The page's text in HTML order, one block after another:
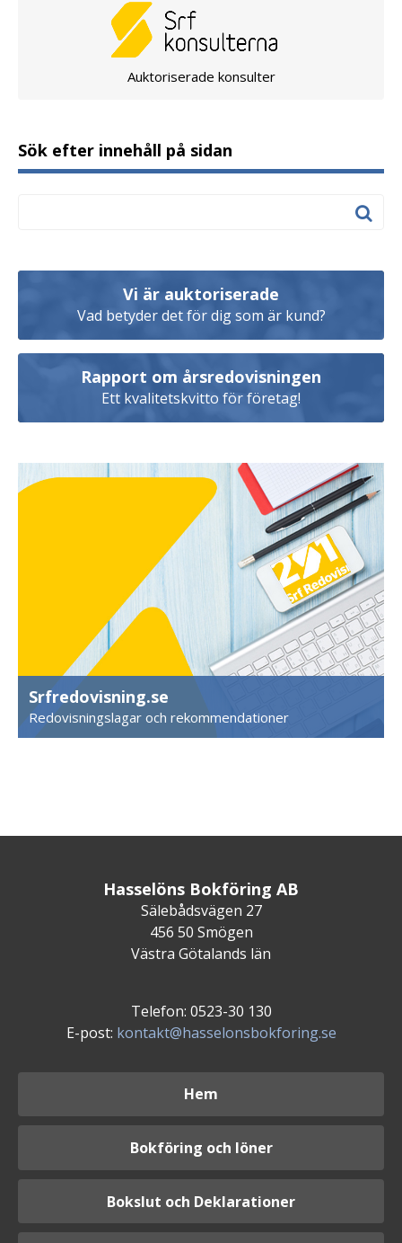
Auktoriserade konsulter
Sök efter innehåll på sidan
Vi är auktoriserade
Vad betyder det för dig som är kund?
Rapport om årsredovisningen
Ett kvalitetskvitto för företag!
Srfredovisning.se
Redovisningslagar och rekommendationer
Hasselöns Bokföring AB
Sälebådsvägen 27
456 50 Smögen
Västra Götalands län
Telefon: 0523-30 130
E-post: kontakt@hasselonsbokforing.se
Hem
Bokföring och löner
Bokslut och Deklarationer